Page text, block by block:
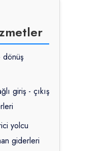
dönüş
giriş - çıkış
yolcu
giderleri